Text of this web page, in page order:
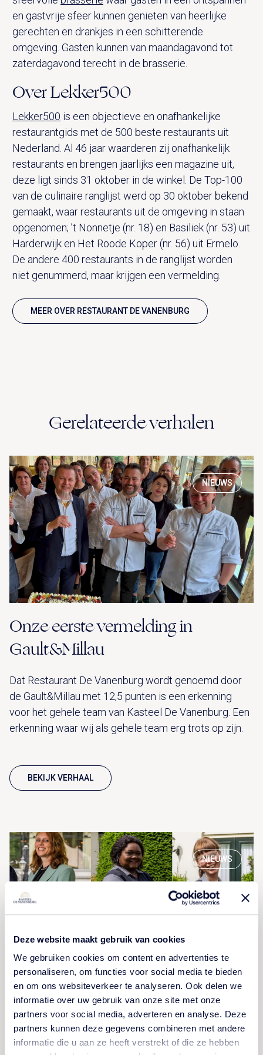
Deze website maakt gebruik van cookies
We gebruiken cookies om content en advertenties te
personaliseren, om functies voor social media te bieden
en om ons websiteverkeer te analyseren. Ook delen we
informatie over uw gebruik van onze site met onze
partners voor social media, adverteren en analyse. Deze
partners kunnen deze gegevens combineren met andere
informatie die u aan ze heeft verstrekt of die ze hebben
en gastvrije sfeer kunnen genieten van heerlijke
gerechten en drankjes in een schitterende
omgeving. Gasten kunnen van maandagavond tot
zaterdagavond terecht in de brasserie.
Over Lekker500
Lekker500 is een objectieve en onafhankelijke
restaurantgids met de 500 beste restaurants uit
Nederland. Al 46 jaar waarderen zij onafhankelijk
restaurants en brengen jaarlijks een magazine uit,
deze ligt sinds 31 oktober in de winkel. De Top-100
van de culinaire ranglijst werd op 30 oktober bekend
gemaakt, waar restaurants uit de omgeving in staan
opgenomen; ’t Nonnetje (nr. 18) en Basiliek (nr. 53) uit
Harderwijk en Het Roode Koper (nr. 56) uit Ermelo.
De andere 400 restaurants in de ranglijst worden
niet genummerd, maar krijgen een vermelding.
MEER OVER RESTAURANT DE VANENBURG
Gerelateerde verhalen
NIEUWS
Onze eerste vermelding in
Gault&Millau
Dat Restaurant De Vanenburg wordt genoemd door
de Gault&Millau met 12,5 punten is een erkenning
voor het gehele team van Kasteel De Vanenburg. Een
erkenning waar wij als gehele team erg trots op zijn.
BEKIJK VERHAAL
NIEUWS
Onze jubilarissen van 2025
Dit jaar vierden we bij Kasteel De Vanenburg een
prachtig aantal jubilea. Christina, Jolyne, Rina, Wouter